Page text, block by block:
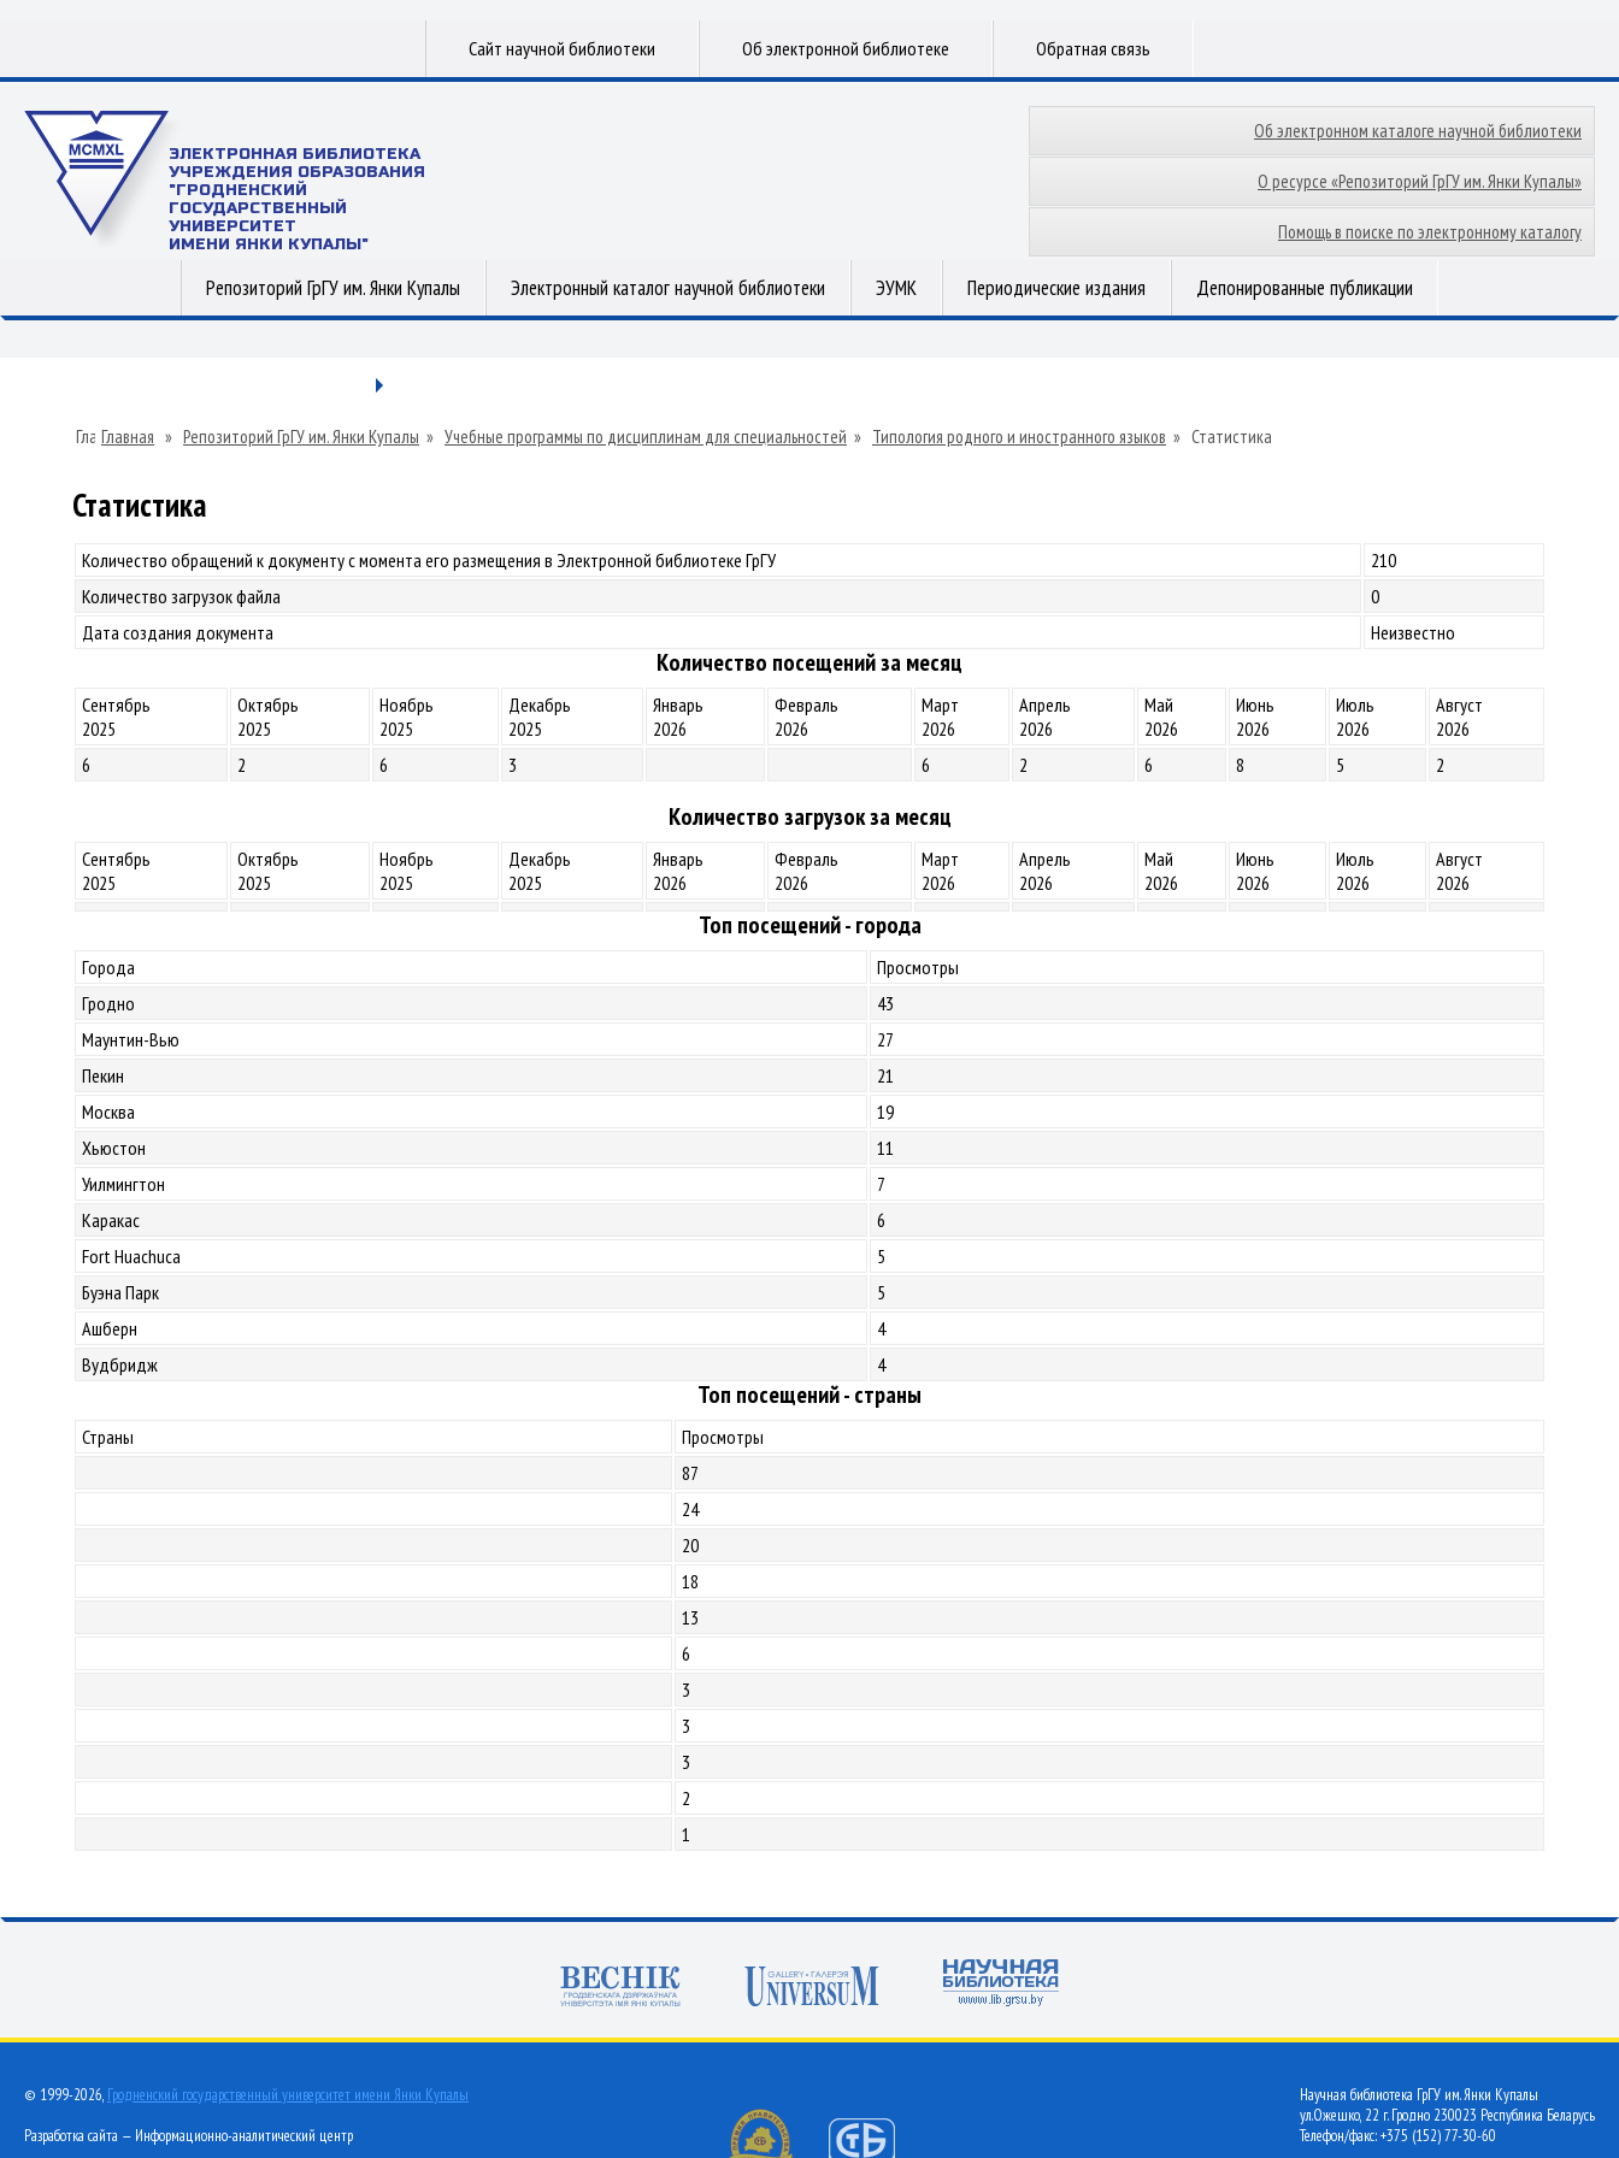
Сайт научной библиотеки Об электронной библиотеке Обратная связь
ЭЛЕКТРОННАЯ БИБЛИОТЕКА
УЧРЕЖДЕНИЯ ОБРАЗОВАНИЯ
"ГРОДНЕНСКИЙ
ГОСУДАРСТВЕННЫЙ
УНИВЕРСИТЕТ
ИМЕНИ ЯНКИ КУПАЛЫ"
Об электронном каталоге научной библиотеки
О ресурсе «Репозиторий ГрГУ им. Янки Купалы»
Помощь в поиске по электронному каталогу
Репозиторий ГрГУ им. Янки Купалы Электронный каталог научной библиотеки ЭУМК Периодические издания Депонированные публикации
Главная » Репозиторий ГрГУ им. Янки Купалы » Учебные программы по дисциплинам для специальностей » Типология родного и иностранного языков » Статистика
Статистика
Количество обращений к документу с момента его размещения в Электронной библиотеке ГрГУ
210
Количество загрузок файла
0
Дата создания документа
Неизвестно
Количество посещений за месяц
Сентябрь
2025
Октябрь
2025
Ноябрь
2025
Декабрь
2025
Январь
2026
Февраль
2026
Март
2026
Апрель
2026
Май
2026
Июнь
2026
Июль
2026
Август
2026
6
2 6 3 6 2 6 8 5 2
Количество загрузок за месяц
Сентябрь
2025
Октябрь
2025
Ноябрь
2025
Декабрь
2025
Январь
2026
Февраль
2026
Март
2026
Апрель
2026
Май
2026
Июнь
2026
Июль
2026
Август
2026
Топ посещений - города
Города
Просмотры
Гродно
43
Маунтин-Вью
27
Пекин
21
Москва
19
Хьюстон
11
Уилмингтон
7
Каракас
6
Fort Huachuca
5
Буэна Парк
5
Ашберн
4
Вудбридж
4
Топ посещений - страны
Страны
Просмотры
87
24
20
18
13
6
3
3
3
2
1
© 1999-2026, Гродненский государственный университет имени Янки Купалы
Разработка сайта — Информационно-аналитический центр
Научная библиотека ГрГУ им. Янки Купалы
ул.Ожешко, 22 г. Гродно 230023 Республика Беларусь
Телефон/факс: +375 (152) 77-30-60